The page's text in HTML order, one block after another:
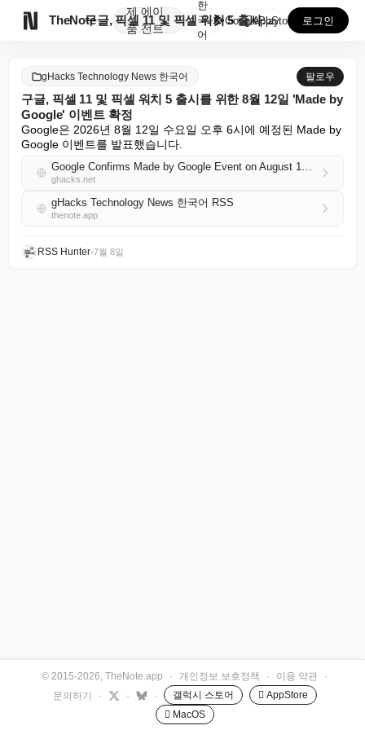
TheNote
제
품
에이
전트
구글, 픽셀 11 및 픽셀 워치 5 출시를 위한 8월 ...
한
국
어
GooglePlay
AppStore 로그인
gHacks Technology News 한국어 팔로우
구글, 픽셀 11 및 픽셀 워치 5 출시를 위한 8월 12일 'Made by
Google' 이벤트 확정
Google은 2026년 8월 12일 수요일 오후 6시에 예정된 Made by
Google 이벤트를 발표했습니다.
Google Confirms Made by Google Event on August 12 for Pixel 11 and Pixel Watch 5 Launch
ghacks.net
gHacks Technology News 한국어 RSS
thenote.app
RSS Hunter•7월 8일
© 2015-2026, TheNote.app · 개인정보 보호정책 · 이용 약관
·
문의하기
· · · 갤럭시 스토어
 AppStore
 MacOS